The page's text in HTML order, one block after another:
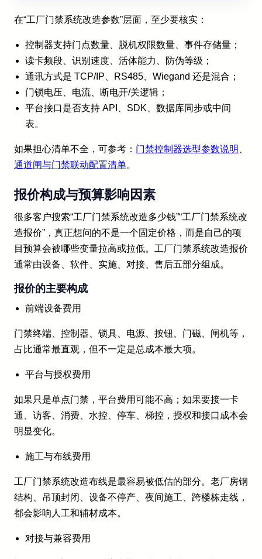
在“工厂门禁系统改造参数”层面，至少要核实：
控制器支持门点数量、脱机权限数量、事件存储量；
读卡频段、识别速度、活体能力、防伪等级；
通讯方式是 TCP/IP、RS485、Wiegand 还是混合；
门锁电压、电流、断电开/关逻辑；
平台接口是否支持 API、SDK、数据库同步或中间
表。
如果担心清单不全，可参考： 门禁控制器选型参数说明
通道闸与门禁联动配置清单。
报价构成与预算影响因素
很多客户搜索“工厂门禁系统改造多少钱”“工厂门禁系统改
造报价”，真正想问的不是一个固定价格，而是自己的项
目预算会被哪些变量拉高或拉低。工厂门禁系统改造报价
通常由设备、软件、实施、对接、售后五部分组成。
报价的主要构成
前端设备费用
门禁终端、控制器、锁具、电源、按钮、门磁、闸机等，
占比通常最直观，但不一定是总成本最大项。
平台与授权费用
如果只是单点门禁，平台费用可能不高；如果要接一卡
通、访客、消费、水控、停车、梯控，授权和接口成本会
明显变化。
施工与布线费用
工厂门禁系统改造布线是最容易被低估的部分。老厂房钢
结构、吊顶封闭、设备不停产、夜间施工、跨楼栋走线，
都会影响人工和辅材成本。
对接与兼容费用